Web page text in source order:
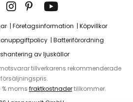
Företagsinformation
Köpvillkor
Batteriförordning
av ljuskällor
tillverkarens rekommenderade
försäljningspris.
% moms fraktkostnadertillkommer.